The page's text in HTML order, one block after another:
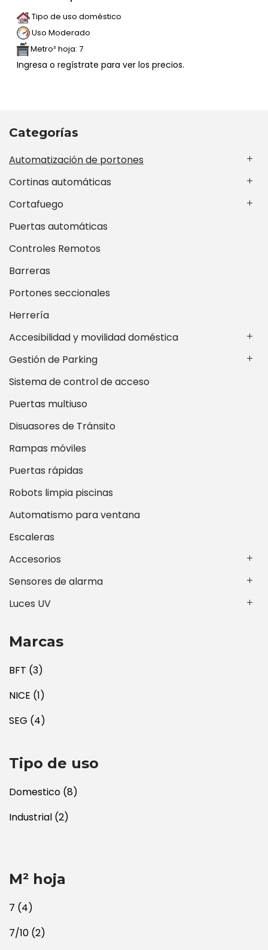
Tipo de uso doméstico
Uso Moderado
Metro² hoja: 7
Ingresa o regístrate para ver los precios.
Categorías
Automatización de portones
Cortinas automáticas
Cortafuego
Puertas automáticas
Controles Remotos
Barreras
Portones seccionales
Herrería
Accesibilidad y movilidad doméstica
Gestión de Parking
Sistema de control de acceso
Puertas multiuso
Disuasores de Tránsito
Rampas móviles
Puertas rápidas
Robots limpia piscinas
Automatismo para ventana
Escaleras
Accesorios
Sensores de alarma
Luces UV
Marcas
BFT (3)
NICE (1)
SEG (4)
Tipo de uso
Domestico (8)
Industrial (2)
M² hoja
7 (4)
7/10 (2)